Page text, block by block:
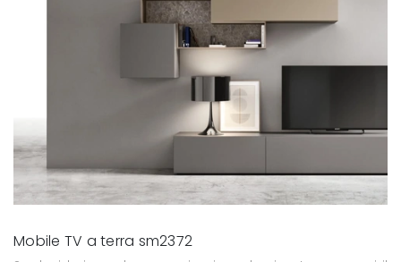
Mobile TV a terra sm2372